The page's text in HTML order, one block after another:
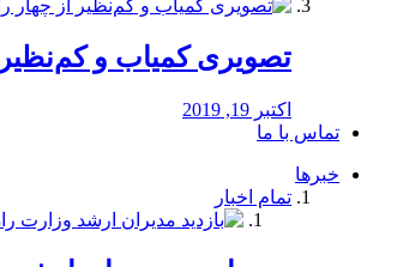
️تصویری کمیاب و کم‌نظیر از
اکتبر 19, 2019
تماس با ما
خبرها
تمام اخبار